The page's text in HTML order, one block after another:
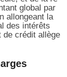
global par
allongeant la
des intérêts
de crédit allège